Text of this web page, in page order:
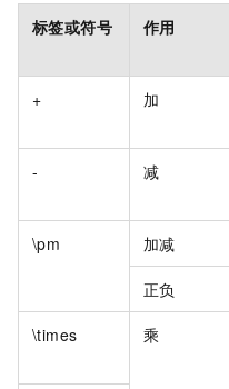
标签或符号 作用
+ 加
- 减
\pm 加减
正负
\times 乘